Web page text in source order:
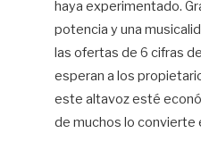
haya experimentado.
potencia y una
las ofertas de 6 cifras
esperan a los
este altavoz esté
de muchos lo convierte